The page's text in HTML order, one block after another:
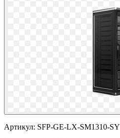
Артикул: SFP-GE-LX-SM1310-SY